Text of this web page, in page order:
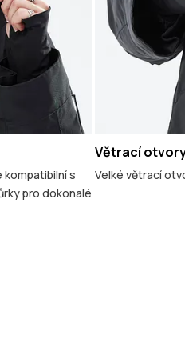
kompatibilní s
pro dokonalé
Větrací
Velké větrací